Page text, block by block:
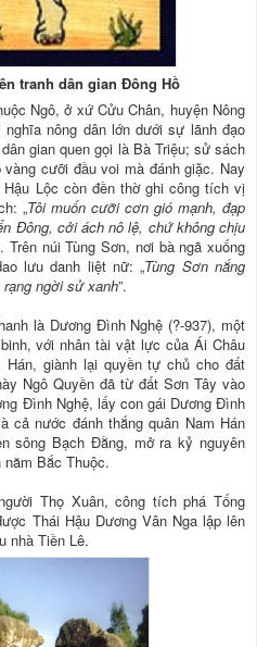
tranh dân gian Đông Hồ
Ngô, ở xứ Cửu Chân, huyện Nông
nông dân lớn dưới sự lãnh đạo
gian quen gọi là Bà Triệu; sử sách
cưỡi đầu voi mà đánh giặc. Nay
Lộc còn đền thờ ghi công tích vị
„Tôi muốn cưỡi cơn gió mạnh, đạp
Đông, cởi ách nô lệ, chứ không chịu
Trên núi Tùng Sơn, nơi bà ngã xuống
lưu danh liệt nữ: „Tùng Sơn nắng
ngời sử xanh”.
là Dương Đình Nghệ (?-937), một
với nhân tài vật lực của Ái Châu
Hán, giành lại quyền tự chủ cho đất
Ngô Quyền đã từ đất Sơn Tây vào
Đình Nghệ, lấy con gái Dương Đình
cả nước đánh thắng quân Nam Hán
sông Bạch Đằng, mở ra kỷ nguyên
Bắc Thuộc.
Thọ Xuân, công tích phá Tống
Thái Hậu Dương Vân Nga lập lên
nhà Tiền Lê.